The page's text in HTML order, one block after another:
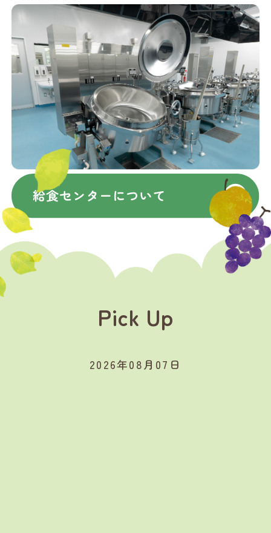
Pick Up
2026年08月07日